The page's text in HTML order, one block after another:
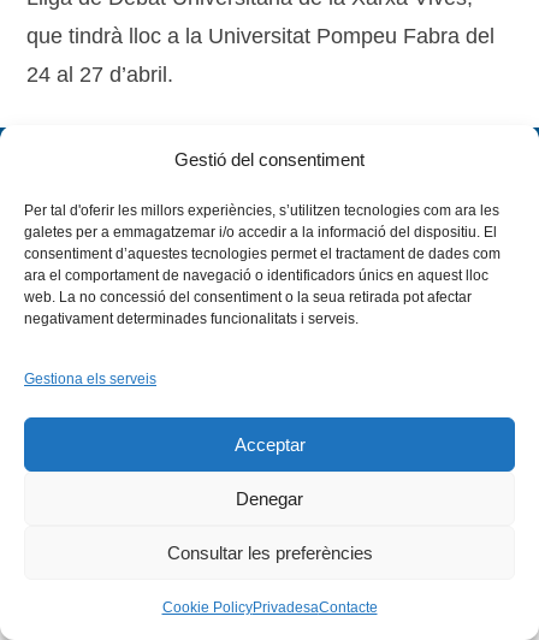
Gestió del consentiment
Per tal d'oferir les millors experiències, s’utilitzen tecnologies com ara les
galetes per a emmagatzemar i/o accedir a la informació del dispositiu. El
consentiment d’aquestes tecnologies permet el tractament de dades com
ara el comportament de navegació o identificadors únics en aquest lloc
web. La no concessió del consentiment o la seua retirada pot afectar
negativament determinades funcionalitats i serveis.
Gestiona els serveis
Acceptar
Denegar
Consultar les preferències
Cookie PolicyPrivadesaContacte
que tindrà lloc a la Universitat Pompeu Fabra del
24 al 27 d’abril.
Facebook
X BlueskyTiktok LinkedIn
INICI
DESENVOLUPAMENT SOSTENIBLE
Copyright © 2026 -Xarxa Vives d'Universitats